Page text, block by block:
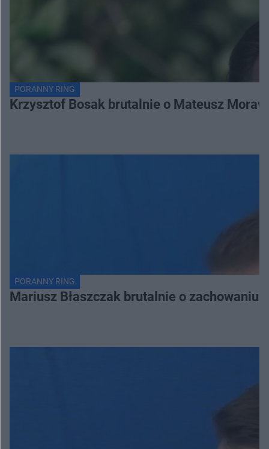
PORANNY RING
Krzysztof Bosak brutalnie o Mateusz
PORANNY RING
Mariusz Błaszczak brutalnie o zachowaniu